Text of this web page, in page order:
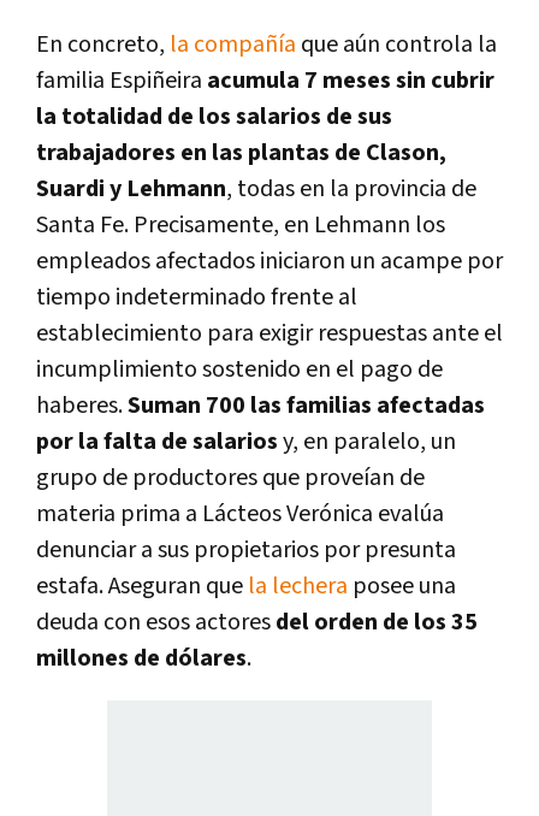
En concreto, la compañía que aún controla la
familia Espiñeira acumula 7 meses sin cubrir
la totalidad de los salarios de sus
trabajadores en las plantas de Clason,
Suardi y Lehmann, todas en la provincia de
Santa Fe. Precisamente, en Lehmann los
empleados afectados iniciaron un acampe por
tiempo indeterminado frente al
establecimiento para exigir respuestas ante el
incumplimiento sostenido en el pago de
haberes.Suman 700 las familias afectadas
por la falta de salariosy, en paralelo, un
grupo de productores que proveían de
materia prima a Lácteos Verónica evalúa
denunciar a sus propietarios por presunta
estafa. Aseguran que la lechera posee una
deuda con esos actoresdel orden de los 35
millones de dólares.